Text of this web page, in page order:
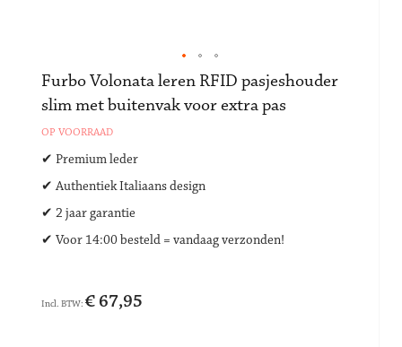
Ga
naar
het
begin
afbeeldingen-
Furbo Volonata leren RFID pasjeshouder
slim met buitenvak voor extra pas
OP VOORRAAD
✔ Premium leder
✔ Authentiek Italiaans design
✔ 2 jaar garantie
✔ Voor 14:00 besteld = vandaag verzonden!
€ 67,95